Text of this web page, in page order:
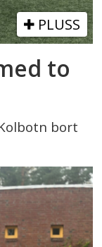
PLUSS
to
bort